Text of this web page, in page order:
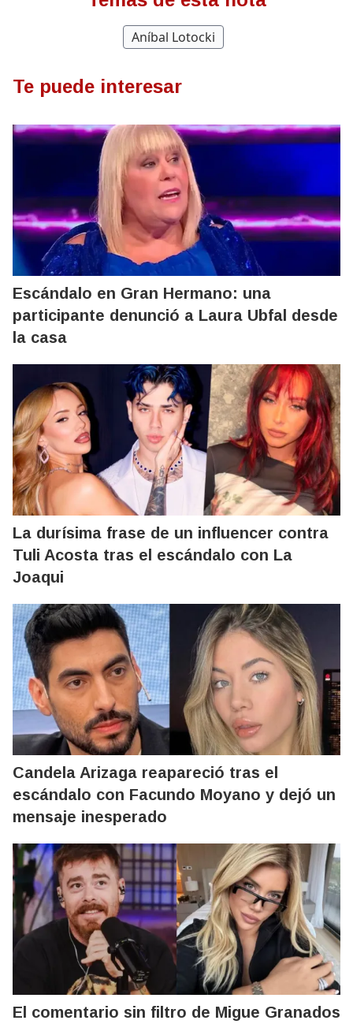
Aníbal Lotocki
Te puede interesar
Escándalo en Gran Hermano: una
participante denunció a Laura Ubfal desde
la casa
La durísima frase de un influencer contra
Tuli Acosta tras el escándalo con La
Joaqui
Candela Arizaga reapareció tras el
escándalo con Facundo Moyano y dejó un
mensaje inesperado
El comentario sin filtro de Migue Granados